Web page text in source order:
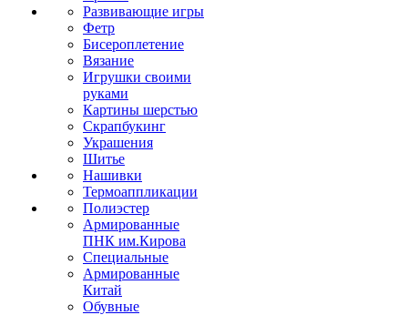
Развивающие игры
Фетр
Бисероплетение
Вязание
Игрушки своими
руками
Картины шерстью
Скрапбукинг
Украшения
Шитье
Нашивки
Термоаппликации
Полиэстер
Армированные
ПНК им.Кирова
Специальные
Армированные
Китай
Обувные